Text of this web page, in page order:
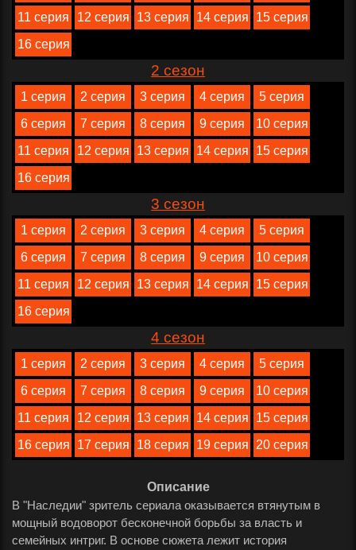
11 серия 12 серия 13 серия 14 серия
15 серия
16 серия
2 сезон
1 серия 2 серия 3 серия 4 серия
5 серия
6 серия
7 серия 8 серия 9 серия
10 серия
11 серия
12 серия 13 серия 14 серия
15 серия
16 серия
3 сезон
1 серия 2 серия 3 серия 4 серия
5 серия
6 серия
7 серия 8 серия 9 серия
10 серия
11 серия
12 серия 13 серия 14 серия
15 серия
16 серия
4 сезон
1 серия 2 серия 3 серия 4 серия
5 серия
6 серия
7 серия 8 серия 9 серия
10 серия
11 серия
12 серия 13 серия 14 серия
15 серия
16 серия
17 серия 18 серия 19 серия 20 серия
Описание
В "Наследии" зритель сериала оказывается втянутым в
мощный водоворот бесконечной борьбы за власть и
семейных интриг. В основе сюжета лежит история